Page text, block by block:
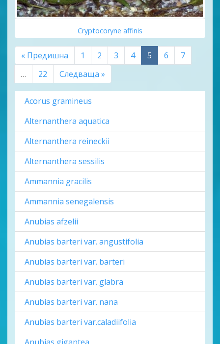
Acorus gramineus
Alternanthera aquatica
Alternanthera reineckii
Alternanthera sessilis
Ammannia gracilis
Ammannia senegalensis
Anubias afzelii
Anubias barteri var. angustifolia
Anubias barteri var. barteri
Anubias barteri var. glabra
Anubias barteri var. nana
Anubias barteri var.caladiifolia
Cryptocoryne affinis
« Предишна 1 2 3 4 5 6
7
…
22 Следваща »